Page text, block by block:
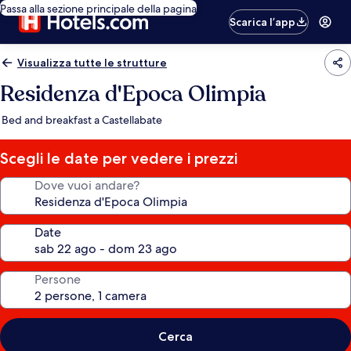
Passa alla sezione principale della pagina
Scarica l’app
Visualizza tutte le strutture
Residenza d'Epoca Olimpia
Bed and breakfast a Castellabate
Scegli le date per vedere i prezzi
Dove vuoi andare?
Date
Persone
Cerca